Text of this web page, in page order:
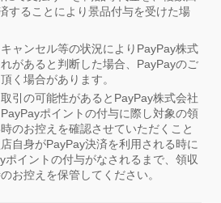
することにより景品付与を受けた場
ャンセル等の状況によりPayPay株式
があると判断した場合、PayPayのご
く場合があります。
引の可能性があるとPayPay株式会社
ポイントの付与に際し対象の領
のお控えを確認させていただくこと
自身がPayPay決済を利用される時に
ポイントの付与がなされるまで、領収
お控えを保管してください。